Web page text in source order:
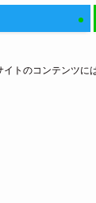
トのコンテンツに